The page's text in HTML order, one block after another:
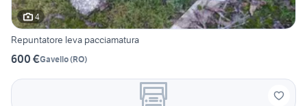
4
Repuntatore leva pacciamatura
600 €Gavello(RO)